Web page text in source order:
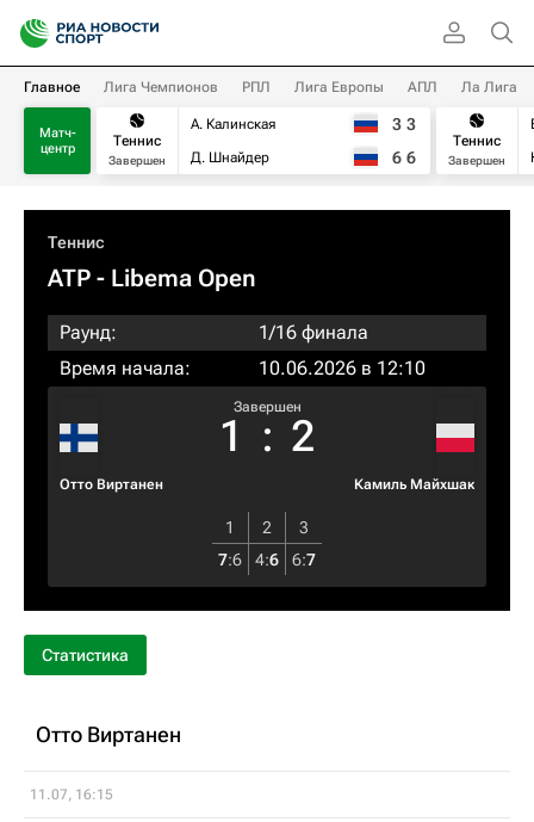
Главное Лига Чемпионов РПЛ Лига Европы АПЛ Ла Лига
Матч-
центр
Теннис
Завершен
А. Калинская
Д. Шнайдер
3 3
6 6
Теннис
Завершен
Теннис
ATP - Libema Open
Раунд:
1/16 финала
Время начала:
10.06.2026 в 12:10
Отто Виртанен
Завершен
1 : 2
Камиль Майхшак
1 2
3
7:6 4:6 6:7
Статистика
Отто Виртанен
11.07, 16:15